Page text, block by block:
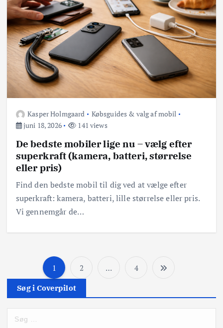
Kasper Holmgaard
Købsguides & valg af mobil
juni 18, 2026
141 views
De bedste mobiler lige nu – vælg efter
superkraft (kamera, batteri, størrelse
eller pris)
Find den bedste mobil til dig ved at vælge efter
superkraft: kamera, batteri, lille størrelse eller pris.
Vi gennemgår de…
I
n
1 2 … 4
Søg i Coverpilot